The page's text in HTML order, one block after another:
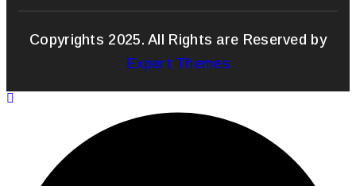
Copyrights 2025. All Rights are Reserved by
Expert Themes